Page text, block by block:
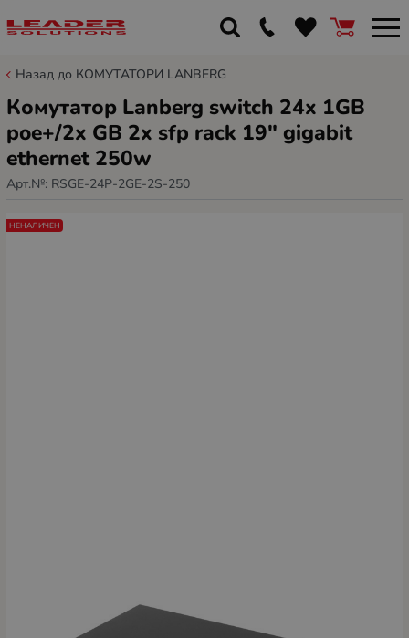
Назад до КОМУТАТОРИ LANBERG
Комутатор Lanberg switch 24x 1GB
poe+/2x GB 2x sfp rack 19" gigabit
ethernet 250w
Арт.№: RSGE-24P-2GE-2S-250
НЕНАЛИЧЕН